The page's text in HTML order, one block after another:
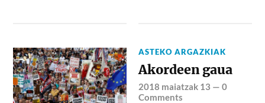
ASTEKO ARGAZKIAK
Akordeen gaua
2018 maiatzak 13 —0
Comments